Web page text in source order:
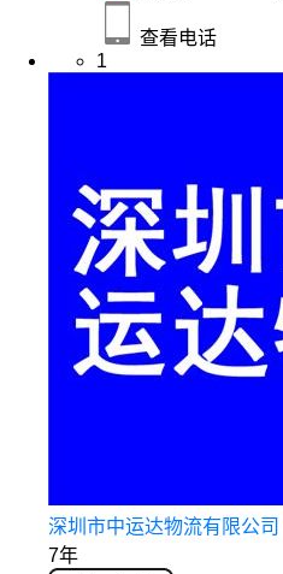
查看电话
1
深圳市中运达物流有限公司
7年